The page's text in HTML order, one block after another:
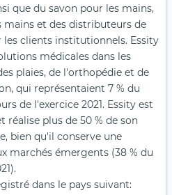
que du savon pour les mains,
mains et des distributeurs de
clients institutionnels. Essity
médicales dans les
plaies, de l'orthopédie et de
qui représentaient 7 % du
de l'exercice 2021. Essity est
réalise plus de 50 % de son
bien qu'il conserve une
marchés émergents (38 % du
dans le pays suivant: